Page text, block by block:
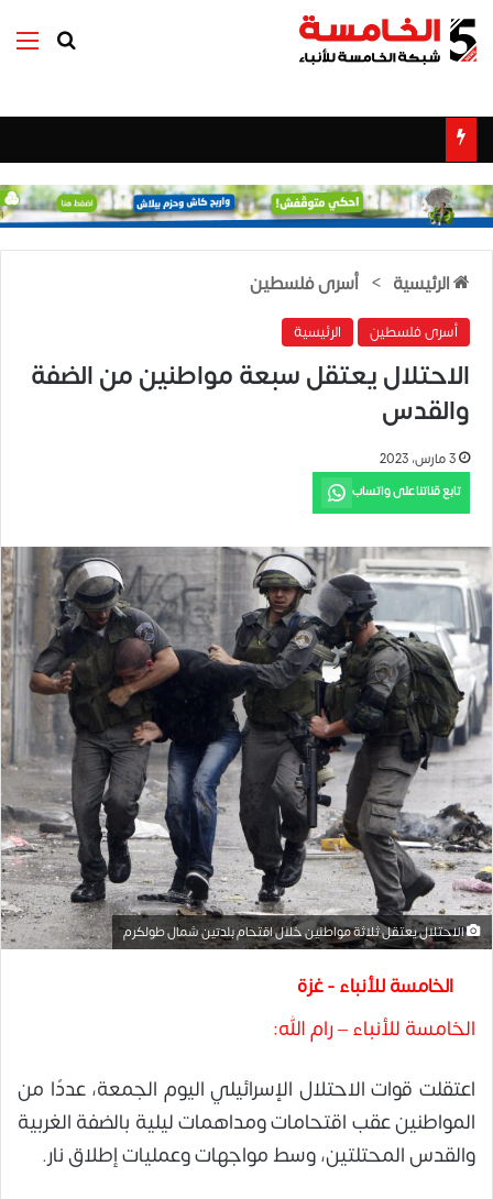
بحث عن
الرئيسية > أسرى فلسطين
أسرى فلسطين الرئيسية
الاحتلال يعتقل سبعة مواطنين من الضفة
والقدس
3 مارس، 2023
تابع قناتنا على واتساب
الاحتلال يعتقل ثلاثة مواطنين خلال اقتحام بلدتين شمال طولكرم
الخامسة للأنباء - غزة
الخامسة للأنباء – رام الله:
اعتقلت قوات الاحتلال الإسرائيلي اليوم الجمعة، عددًا من
المواطنين عقب اقتحامات ومداهمات ليلية بالضفة الغربية
والقدس المحتلتين، وسط مواجهات وعمليات إطلاق نار.